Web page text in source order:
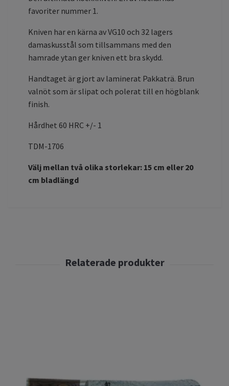
favoriter nummer 1.
Kniven har en kärna av VG10 och 32 lagers
damaskusstål som tillsammans med den
hamrade ytan ger kniven ett bra skydd.
Handtaget är gjort av laminerat Pakkaträ. Brun
valnöt som är slipat och polerat till en högblank
finish.
Hårdhet 60 HRC +/- 1
TDM-1706
Välj mellan två olika storlekar: 15 cm eller 20
cm bladlängd